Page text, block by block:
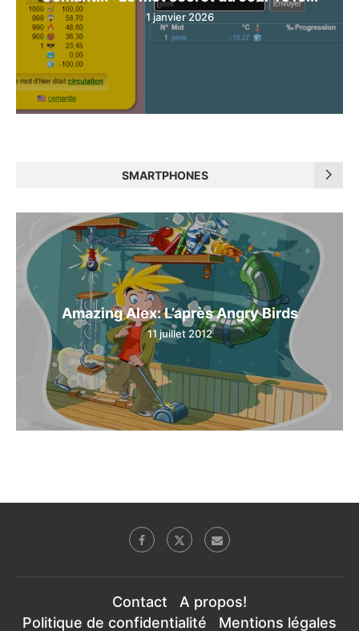
1 janvier 2026
SMARTPHONES
Amazing Alex: L’après Angry Birds
11 juillet 2012
Contact
A propos!
Politique de confidentialité
Mentions légales